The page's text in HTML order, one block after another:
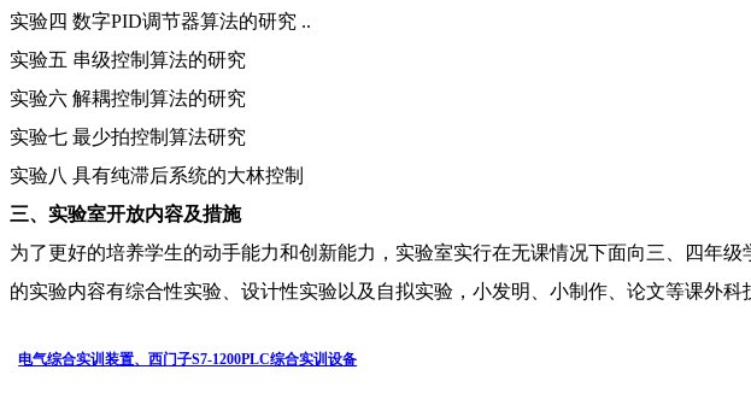
实验四 数字PID调节器算法的研究 ..
实验五 串级控制算法的研究
实验六 解耦控制算法的研究
实验七 最少拍控制算法研究
实验八 具有纯滞后系统的大林控制
三、实验室开放内容及措施
为了更好的培养学生的动手能力和创新能力，实验室实行在无课情况下面向三、四年
的实验内容有综合性实验、设计性实验以及自拟实验，小发明、小制作、论文等课外科
电气综合实训装置、西门子S7-1200PLC综合实训设备